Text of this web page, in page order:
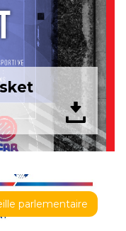
parlementaire